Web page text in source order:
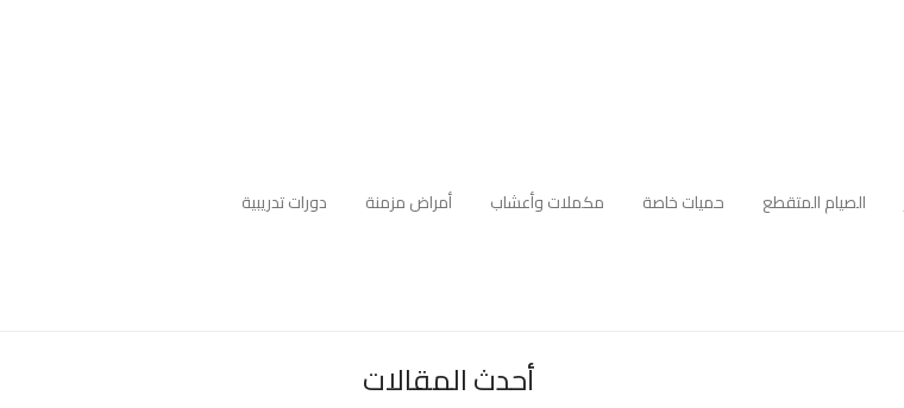
الصيام المتقطع حميات خاصة مكملات وأعشاب أمراض مزمنة
دورات تدريبية
أحدث المقالات